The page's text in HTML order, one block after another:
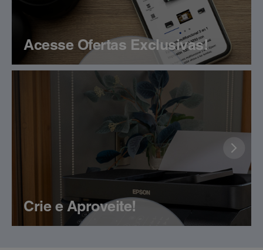
Acesse Ofertas Exclusivas!
Crie e Aproveite!